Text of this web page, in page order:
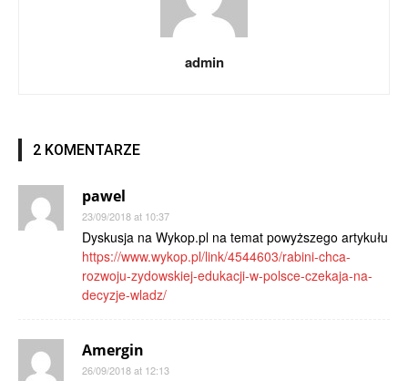
admin
2 KOMENTARZE
pawel
23/09/2018 at 10:37
Dyskusja na Wykop.pl na temat powyższego artykułu
https://www.wykop.pl/link/4544603/rabini-chca-
rozwoju-zydowskiej-edukacji-w-polsce-czekaja-na-
decyzje-wladz/
Amergin
26/09/2018 at 12:13